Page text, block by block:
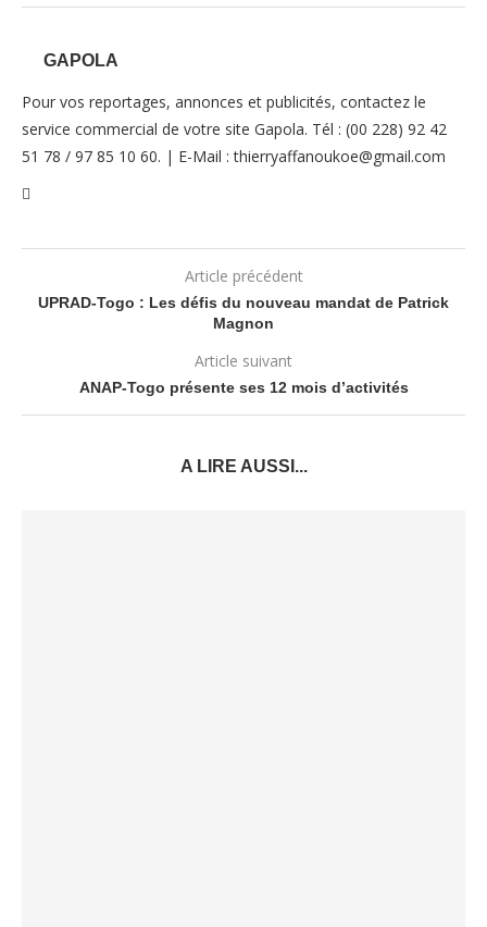
GAPOLA
Pour vos reportages, annonces et publicités, contactez le
service commercial de votre site Gapola. Tél : (00 228) 92 42
51 78 / 97 85 10 60. | E-Mail : thierryaffanoukoe@gmail.com
Article précédent
UPRAD-Togo : Les défis du nouveau mandat de Patrick
Magnon
Article suivant
ANAP-Togo présente ses 12 mois d’activités
A LIRE AUSSI...